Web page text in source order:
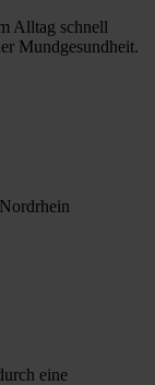
Alltag schnell
Mundgesundheit.
eine